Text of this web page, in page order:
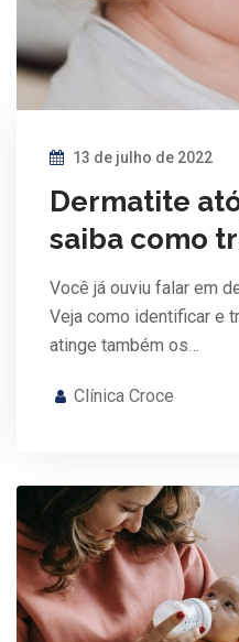
13 de julho de 2022
Dermatite
saiba como
Você já ouviu falar em
Veja como identificar e
atinge também os…
Clínica Croce